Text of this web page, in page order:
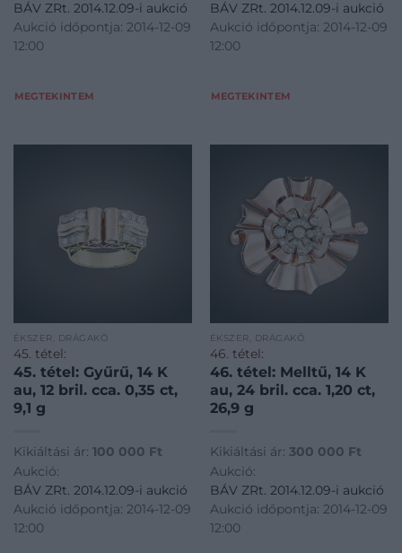
BÁV ZRt. 2014.12.09-i aukció
Aukció időpontja: 2014-12-09
12:00
MEGTEKINTEM
BÁV ZRt. 2014.12.09-i aukció
Aukció időpontja: 2014-12-09
12:00
MEGTEKINTEM
ÉKSZER, DRÁGAKŐ
45. tétel:
45. tétel: Gyűrű, 14 K
au, 12 bril. cca. 0,35 ct,
9,1 g
Kikiáltási ár: 100 000 Ft
Aukció:
BÁV ZRt. 2014.12.09-i aukció
Aukció időpontja: 2014-12-09
12:00
ÉKSZER, DRÁGAKŐ
46. tétel:
46. tétel: Melltű, 14 K
au, 24 bril. cca. 1,20 ct,
26,9 g
Kikiáltási ár: 300 000 Ft
Aukció:
BÁV ZRt. 2014.12.09-i aukció
Aukció időpontja: 2014-12-09
12:00